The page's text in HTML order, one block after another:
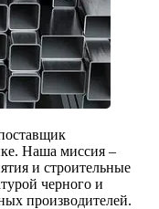
Наша миссия –
и строительные
черного и
производителей.